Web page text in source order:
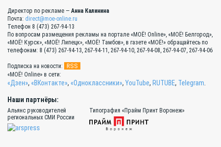
Директор по рекламе — Анна Калинина
Почта: direct@moe-online.ru
Телефон 8 (473) 267-94-13
По вопросам размещения рекламы на портале «МОЁ! Online», «МОЁ! Белгород»,
«МОЁ! Курск», «МОЁ! Липецк», «МОЁ! Тамбов», в газете «МОЁ!» обращайтесь по
телефонам: 8 (473) 267-94-13, 267-94-11, 267-94-10, 267-94-08, 267-94-07, 267-94-06
Подписка на новости: RSS
«МОЁ! Online» в сети:
«Дзен», «ВКонтакте», «Одноклассники», YouTube, RUTUBE, Telegram
Наши партнёры:
Альянс руководителей
региональных СМИ России
Типография «Прайм Принт Воронеж»